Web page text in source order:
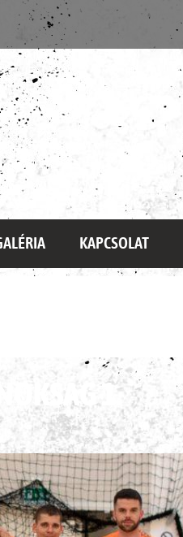
KAPCSOLAT
1.